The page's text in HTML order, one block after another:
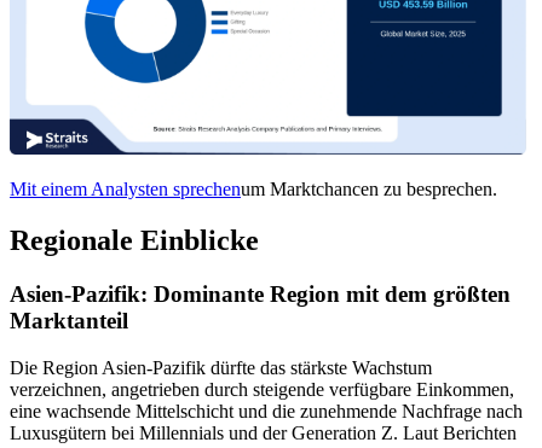
Mit einem Analysten sprechenum Marktchancen zu besprechen.
Regionale Einblicke
Asien-Pazifik: Dominante Region mit dem größten
Marktanteil
Die Region Asien-Pazifik dürfte das stärkste Wachstum
verzeichnen, angetrieben durch steigende verfügbare Einkommen,
eine wachsende Mittelschicht und die zunehmende Nachfrage nach
Luxusgütern bei Millennials und der Generation Z. Laut Berichten